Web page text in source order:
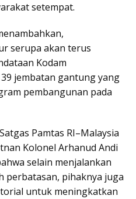
setempat.
serupa akan terus
Kodam
jembatan gantung yang
pembangunan pada
Pamtas RI–Malaysia
Kolonel Arhanud Andi
selain menjalankan
perbatasan, pihaknya juga
untuk meningkatkan